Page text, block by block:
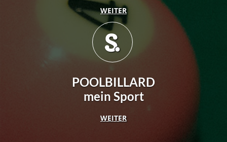
WEITER
POOLBILLARD
mein Sport
WEITER